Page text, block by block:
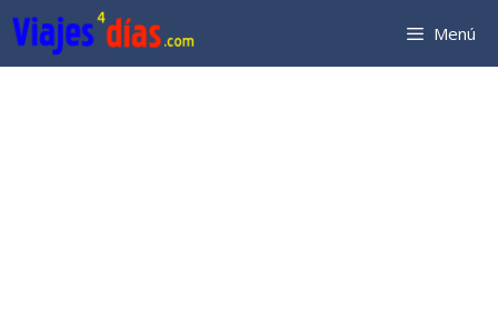
Saltar
al
contenido
Menú